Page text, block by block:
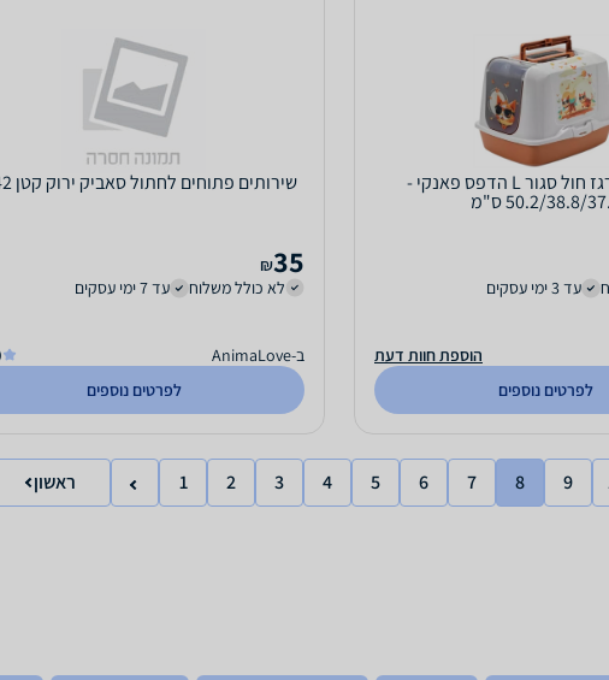
מודרנה ארגז חול סגור L הדפס פאנקי -
38.8/37.5 ס"מ
עד 3 ימי עסקים
הוספת חוות דעת
לפרטים נוספים
שירותים פתוחים לחתול סאביק ירוק קטן 42סמ
35
₪
לא כולל משלוח
עד 7 ימי עסקים
ב-AnimaLove
לפרטים נוספים
1 2 3 4 5 6 7 8 9 ראשון